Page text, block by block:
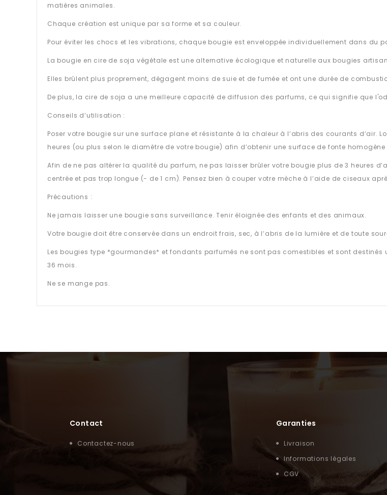
matières animales.
Chaque création est unique par sa forme et sa couleur.
Pour éviter les chocs et les vibrations, chaque bougie est enveloppée individuellement dans du
La bougie en cire de soja végétale est une alternative écologique et naturelle aux bougies
Elles brûlent plus proprement, dégagent moins de suie et de fumée et ont une durée de
De plus, la cire de soja a une meilleure capacité de diffusion des parfums, ce qui signifie que
Conseils d’utilisation :
Poser votre bougie sur une surface plane et résistante à la chaleur à l’abris des courants d’air.
heures (ou plus selon le diamètre de votre bougie) afin d’obtenir une surface de fonte
Afin de ne pas altérer la qualité du parfum, ne pas laisser brûler votre bougie plus de 3 heures
centrée et pas trop longue (- de 1 cm). Pensez bien à couper votre mèche à l’aide de ciseaux
Précautions :
Ne jamais laisser une bougie sans surveillance. Tenir éloignée des enfants et des animaux.
Votre bougie doit être conservée dans un endroit frais, sec, à l’abris de la lumière et de toute
Les bougies type *gourmandes* et fondants parfumés ne sont pas comestibles et sont
36 mois.
Ne se mange pas.
Contact
Contactez-nous
Garanties
Livraison
Informations légales
CGV